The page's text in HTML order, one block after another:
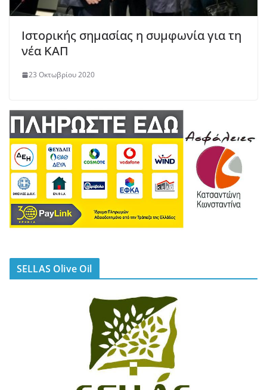
Ιστορικής σημασίας η συμφωνία για τη
νέα ΚΑΠ
23 Οκτωβρίου 2020
SELLAS Olive Oil